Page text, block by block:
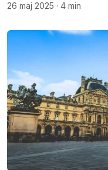
26 maj 2025 · 4 min